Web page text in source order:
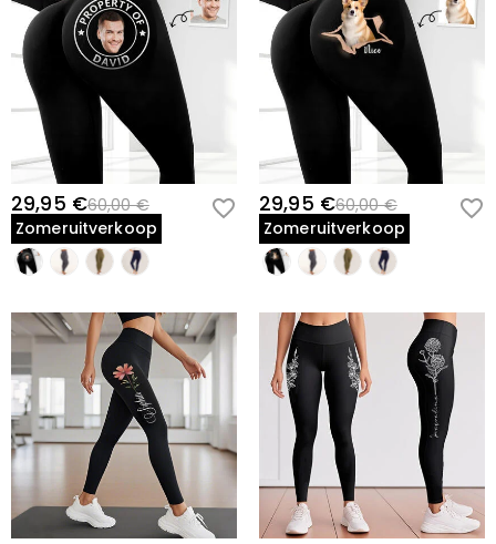
29,95 €60,00 €
Zomeruitverkoop
29,95 €60,00 €
Zomeruitverkoop